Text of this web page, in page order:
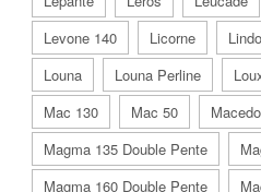
Levone 140
Licorne
Louna
Louna Perline
Mac 130
Mac 50
Magma 135 Double Pente
Magma 160 Double Pente